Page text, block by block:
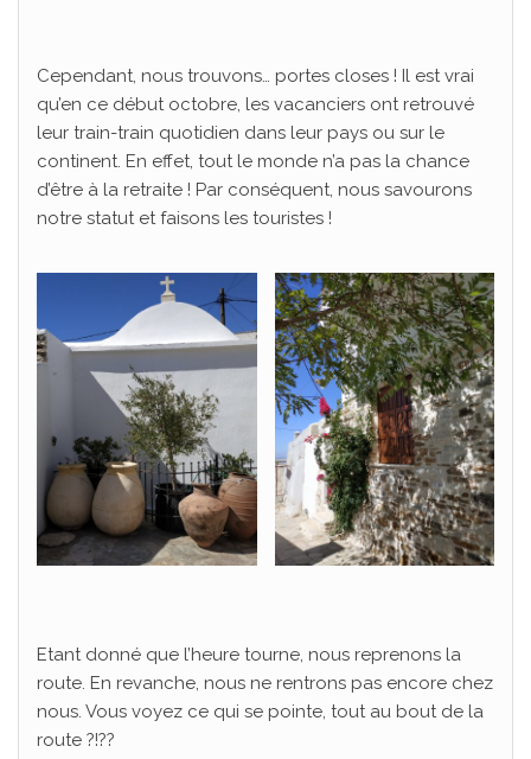
Cependant, nous trouvons… portes closes ! Il est vrai
qu’en ce début octobre, les vacanciers ont retrouvé
leur train-train quotidien dans leur pays ou sur le
continent. En effet, tout le monde n’a pas la chance
d’être à la retraite ! Par conséquent, nous savourons
notre statut et faisons les touristes !
Etant donné que l’heure tourne, nous reprenons la
route. En revanche, nous ne rentrons pas encore chez
nous. Vous voyez ce qui se pointe, tout au bout de la
route ?!??